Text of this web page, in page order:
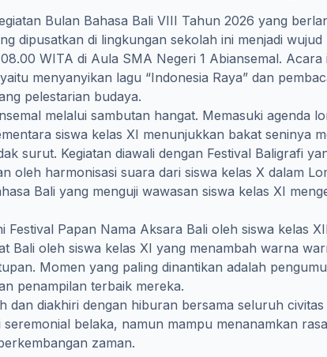
Bulan Bahasa Bali VIII Tahun 2026 yang
dipusatkan di lingkungan sekolah ini menjadi
WITA di Aula SMA Negeri 1 Abiansemal.
menyanyikan lagu “Indonesia Raya” dan
pelestarian budaya.
melalui sambutan hangat. Memasuki agenda
siswa kelas XI menunjukkan bakat seninya
surut. Kegiatan diawali dengan Festival Baligrafi
oleh harmonisasi suara dari siswa kelas X dalam
Bali yang menguji wawasan siswa kelas XI
Papan Nama Aksara Bali oleh siswa kelas
Bali oleh siswa kelas XI yang menambah warna
Momen yang paling dinantikan adalah
penampilan terbaik mereka.
diakhiri dengan hiburan bersama seluruh civitas
belaka, namun mampu menanamkan
zaman.